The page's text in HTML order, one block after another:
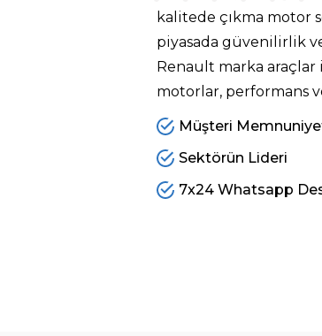
kalitede çıkma motor
piyasada güvenilirlik
Renault marka araçlar
motorlar, performans
Müşteri
Sektörün Lideri
7x24 Whatsapp